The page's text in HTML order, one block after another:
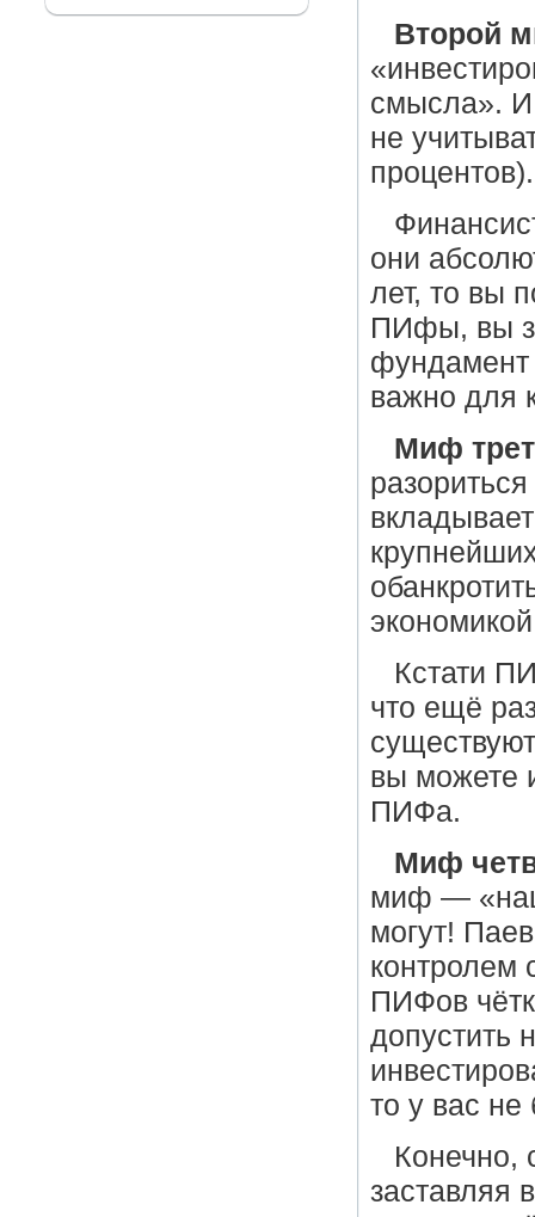
Второй
смысла». И
не
процентов).
они
лет, то вы
ПИфы, вы
фундамент
важно для
Миф
Кстати
что ещё
вы можете
ПИФа.
Миф
миф —
могут!
контролем
ПИФов
допустить
то у вас не
Конечно,
заставляя